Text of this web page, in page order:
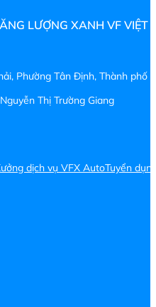
LƯỢNG XANH VF VIỆT
Phường Tân Định, Thành phố
Nguyễn Thị Trường Giang
dịch vụ VFX AutoTuyển